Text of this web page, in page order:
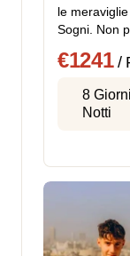
le
Sogni. Non
€1241/
8
Notti